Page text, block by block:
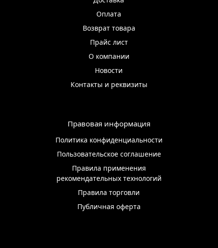
Оплата
Возврат товара
Прайс лист
О компании
Новости
Контакты и реквизиты
Правовая информация
Политика конфиденциальности
Пользовательское соглашение
Правила применения
рекомендательных технологий
Правила торговли
Публичная оферта